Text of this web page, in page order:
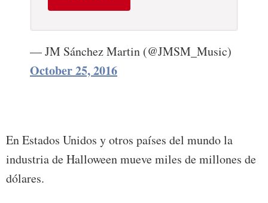
— JM Sánchez Martin (@JMSM_Music)
October 25, 2016
En Estados Unidos y otros países del mundo la
industria de Halloween mueve miles de millones de
dólares.